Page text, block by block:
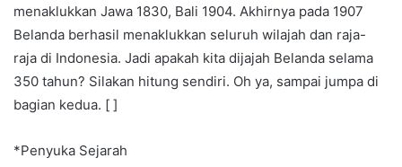
menaklukkan Jawa 1830, Bali 1904. Akhirnya pada 1907
Belanda berhasil menaklukkan seluruh wilajah dan raja-
raja di Indonesia. Jadi apakah kita dijajah Belanda selama
350 tahun? Silakan hitung sendiri. Oh ya, sampai jumpa di
bagian kedua. [ ]
*Penyuka Sejarah